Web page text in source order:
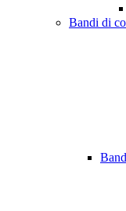
Bandi di